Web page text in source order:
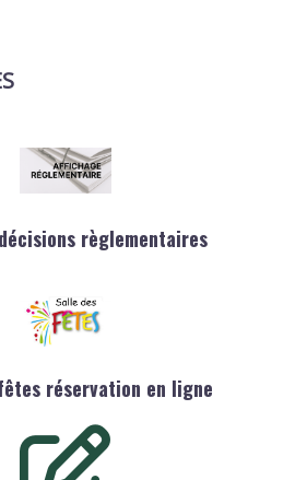
règlementaires
réservation en ligne